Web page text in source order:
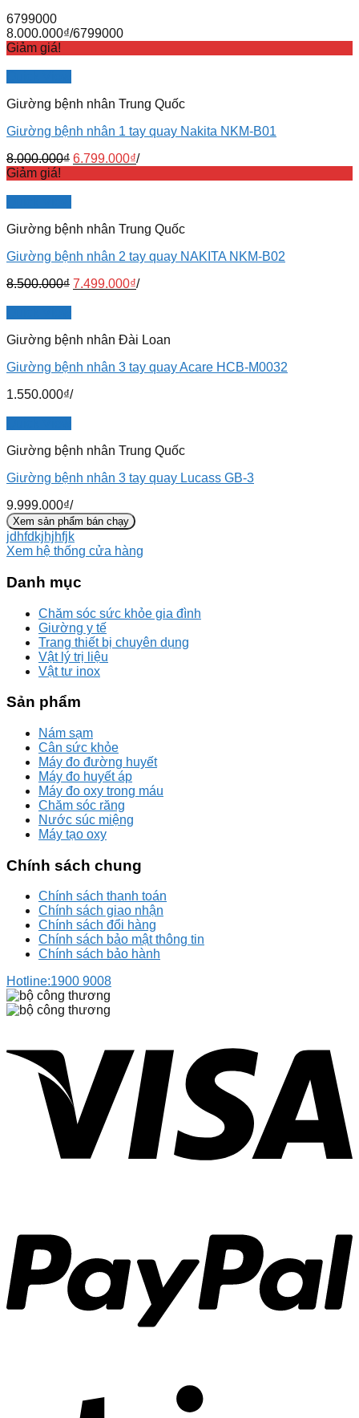
6799000
8.000.000₫/6799000
Giảm giá!
Giường bệnh nhân Trung Quốc
Giường bệnh nhân 1 tay quay Nakita NKM-B01
8.000.000₫ 6.799.000₫/
Giảm giá!
Giường bệnh nhân Trung Quốc
Giường bệnh nhân 2 tay quay NAKITA NKM-B02
8.500.000₫ 7.499.000₫/
Giường bệnh nhân Đài Loan
Giường bệnh nhân 3 tay quay Acare HCB-M0032
1.550.000₫/
Giường bệnh nhân Trung Quốc
Giường bệnh nhân 3 tay quay Lucass GB-3
9.999.000₫/
Xem sản phẩm bán chạy
jdhfdkjhjhfjk
Xem hệ thống cửa hàng
Danh mục
Chăm sóc sức khỏe gia đình
Giường y tế
Trang thiết bị chuyên dụng
Vật lý trị liệu
Vật tư inox
Sản phẩm
Nám sạm
Cân sức khỏe
Máy đo đường huyết
Máy đo huyết áp
Máy đo oxy trong máu
Chăm sóc răng
Nước súc miệng
Máy tạo oxy
Chính sách chung
Chính sách thanh toán
Chính sách giao nhận
Chính sách đổi hàng
Chính sách bảo mật thông tin
Chính sách bảo hành
Hotline:1900 9008